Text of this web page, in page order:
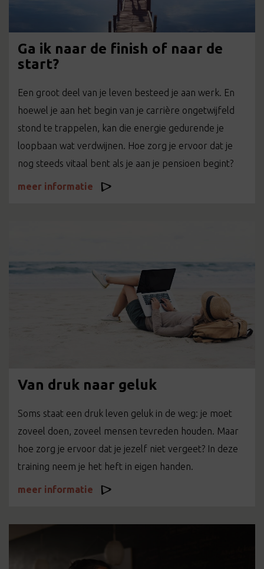
Ga ik naar de finish of naar de
start?
Een groot deel van je leven besteed je aan werk. En
hoewel je aan het begin van je carrière ongetwijfeld
stond te trappelen, kan die energie gedurende je
loopbaan wat verdwijnen. Hoe zorg je ervoor dat je
nog steeds vitaal bent als je aan je pensioen begint?
meer informatie
Van druk naar geluk
Soms staat een druk leven geluk in de weg: je moet
zoveel doen, zoveel mensen tevreden houden. Maar
hoe zorg je ervoor dat je jezelf niet vergeet? In deze
training neem je het heft in eigen handen.
meer informatie